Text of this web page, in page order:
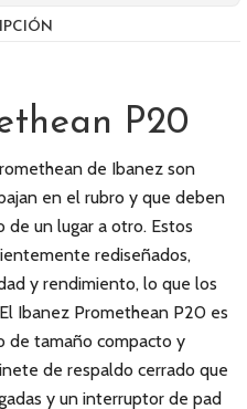
P20
de Ibanez son
en el rubro y que deben
de un lugar a otro. Estos
rediseñados,
y rendimiento, lo que los
Ibanez Promethean P20 es
de tamaño compacto y
de respaldo cerrado que
y un interruptor de pad